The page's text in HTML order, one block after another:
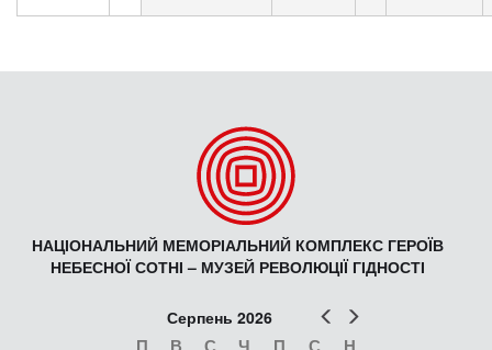
НАЦІОНАЛЬНИЙ МЕМОРІАЛЬНИЙ КОМПЛЕКС ГЕРОЇВ
НЕБЕСНОЇ СОТНІ – МУЗЕЙ РЕВОЛЮЦІЇ ГІДНОСТІ
Попер
Серпень 2026